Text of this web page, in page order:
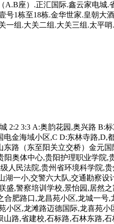
座）.正汇国际.鑫云家电城
1栋至18栋.金华世家.皇朝大
一组.大关二组.大关三组.太平
3:3 A:奥韵花园,奥兴路 B:
金海域小区,C D:东林寺路,D,
路（东至阳关立交桥）金元
奥体中心,贵阳护理职业学院
民法院,贵州省环境科学院,
一小,交警六大队,交通勘察
,警察培训学校,景怡园,居然
肥路口,龙昌苑小区,龙城一号
区,龙滩路迈德国际,龙喜苑
路,省建校,石标路,石林东路,